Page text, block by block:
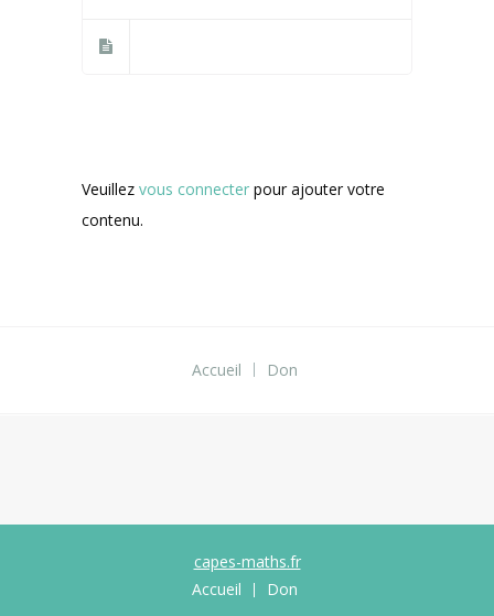
Veuillez vous connecter pour ajouter votre
contenu.
Accueil Don
capes-maths.fr
Accueil
Don